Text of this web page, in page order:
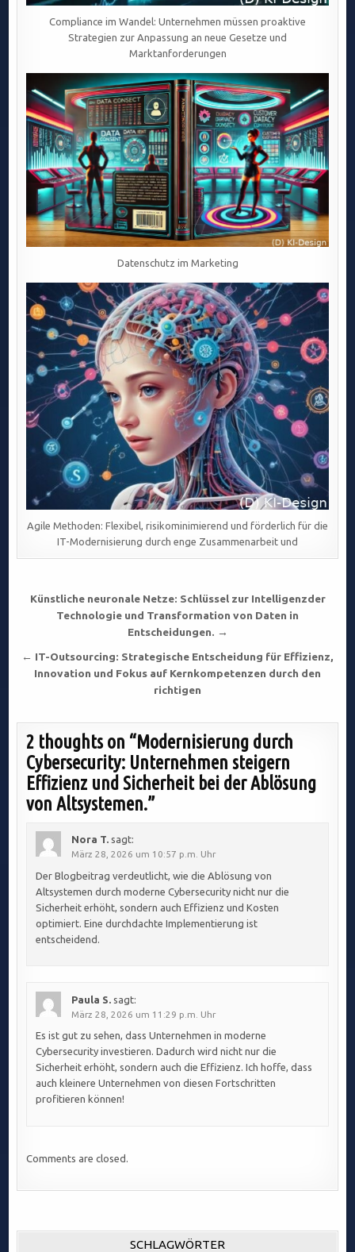
Compliance im Wandel: Unternehmen müssen proaktive
Strategien zur Anpassung an neue Gesetze und
Marktanforderungen
Datenschutz im Marketing
Agile Methoden: Flexibel, risikominimierend und förderlich für die
IT-Modernisierung durch enge Zusammenarbeit und
Beitragsnavigation
Künstliche neuronale Netze: Schlüssel zur Intelligenzder
Technologie und Transformation von Daten in
Entscheidungen. →
← IT-Outsourcing: Strategische Entscheidung für Effizienz,
Innovation und Fokus auf Kernkompetenzen durch den
richtigen
2 thoughts on “Modernisierung durch
Cybersecurity: Unternehmen steigern
Effizienz und Sicherheit bei der Ablösung
von Altsystemen.”
Nora T. sagt:
März 28, 2026 um 10:57 p.m. Uhr
Der Blogbeitrag verdeutlicht, wie die Ablösung von
Altsystemen durch moderne Cybersecurity nicht nur die
Sicherheit erhöht, sondern auch Effizienz und Kosten
optimiert. Eine durchdachte Implementierung ist
entscheidend.
Paula S. sagt:
März 28, 2026 um 11:29 p.m. Uhr
Es ist gut zu sehen, dass Unternehmen in moderne
Cybersecurity investieren. Dadurch wird nicht nur die
Sicherheit erhöht, sondern auch die Effizienz. Ich hoffe, dass
auch kleinere Unternehmen von diesen Fortschritten
profitieren können!
Comments are closed.
SCHLAGWÖRTER